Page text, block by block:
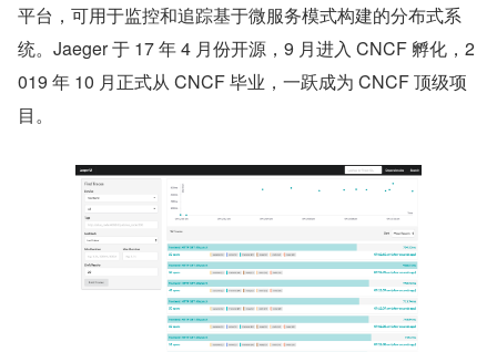
平台，可用于监控和追踪基于微服务模式构建的分布式系
统。Jaeger 于 17 年 4 月份开源，9 月进入 CNCF 孵化，2
019 年 10 月正式从 CNCF 毕业，一跃成为 CNCF 顶级项
目。